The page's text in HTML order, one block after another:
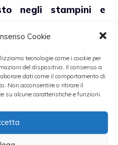
Cookie
tecnologie come i cookie per
del dispositivo. Il consenso a
dati come il comportamento di
Non acconsentire o ritirare il
su alcune caratteristiche e funzioni.
negli stampini e
il coulisse frullando
a velo e passando
sarà compatta,
piatto da portata.
con un paio di